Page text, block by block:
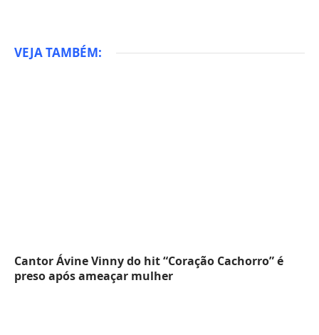
VEJA TAMBÉM:
Cantor Ávine Vinny do hit “Coração Cachorro” é
preso após ameaçar mulher